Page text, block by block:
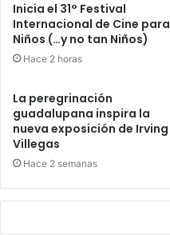
Inicia el 31° Festival
Internacional de Cine para
Niños (…y no tan Niños)
Hace 2 horas
La peregrinación
guadalupana inspira la
nueva exposición de Irving
Villegas
Hace 2 semanas